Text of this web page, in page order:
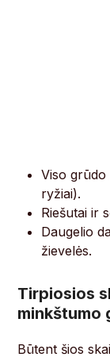
Viso
ryžiai).
Riešutai ir
Daugelio
žievelės.
Tirpiosios
minkštumo
Būtent šios